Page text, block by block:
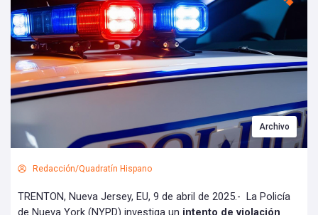
Archivo
Redacción/Quadratín Hispano
TRENTON, Nueva Jersey, EU, 9 de abril de 2025.- La Policía
de Nueva York (NYPD) investiga un intento de violación